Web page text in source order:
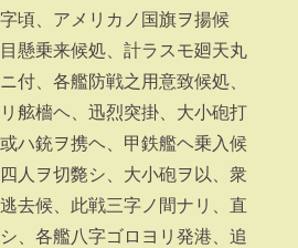
頃、アメリカノ国旗ヲ揚候
懸乗来候処、計ラスモ廻天丸
付、各艦防戦之用意致候処、
舷檣ヘ、迅烈突掛、大小砲打
ハ銃ヲ携ヘ、甲鉄艦ヘ乗入候
人ヲ切斃シ、大小砲ヲ以、衆
去候、此戦三字ノ間ナリ、直
、各艦八字ゴロヨリ発港、追